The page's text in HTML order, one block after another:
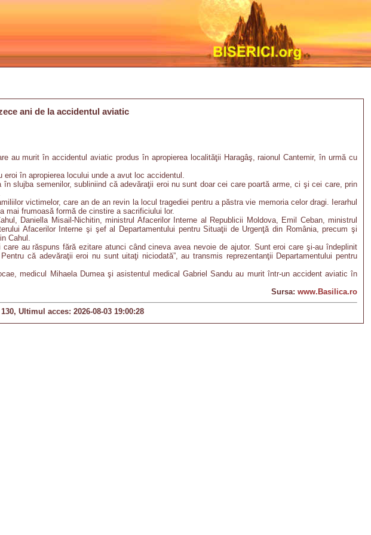
ani de la accidentul aviatic
au murit în accidentul aviatic produs în apropierea localităţii Haragâş, raionul Cantemir, în urmă cu
în apropierea locului unde a avut loc accidentul.
slujba semenilor, subliniind că adevăraţii eroi nu sunt doar cei care poartă arme, ci şi cei care, prin
victimelor, care an de an revin la locul tragediei pentru a păstra vie memoria celor dragi. Ierarhul
mai frumoasă formă de cinstire a sacrificiului lor.
Daniella Misail-Nichitin, ministrul Afacerilor Interne al Republicii Moldova, Emil Ceban, ministrul
Afacerilor Interne şi şef al Departamentului pentru Situaţii de Urgenţă din România, precum şi
Cahul.
au răspuns fără ezitare atunci când cineva avea nevoie de ajutor. Sunt eroi care şi-au îndeplinit
că adevăraţii eroi nu sunt uitaţi niciodată”, au transmis reprezentanţii Departamentului pentru
medicul Mihaela Dumea şi asistentul medical Gabriel Sandu au murit într-un accident aviatic în
Sursa: www.Basilica.ro
Ultimul acces: 2026-08-03 19:00:28